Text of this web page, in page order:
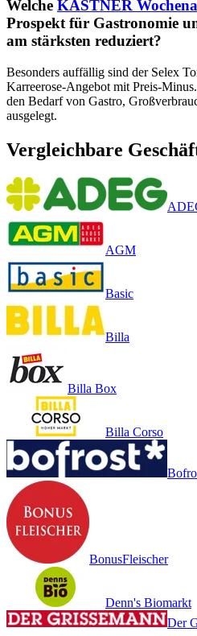
Welche KASTNER
Prospekt für Gastronomie
am stärksten reduziert?
Besonders auffällig sind der Selex
Karreerose-Angebot mit Preis-
den Bedarf von Gastro,
ausgelegt.
Vergleichbare
AGM
Basic
Billa
Billa Box
Billa Corso
BonusFleischer
Denn's Biomarkt
Der